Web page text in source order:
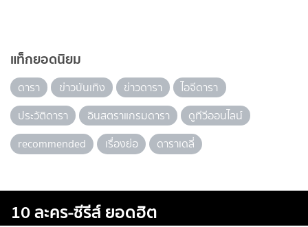
แท็กยอดนิยม
ดารา ข่าวบันเทิง ข่าวดารา
ไอจีดารา
ประวัติดารา
อินสตราแกรมดารา
ดูทีวีออนไลน์
recommended
เรื่องย่อ ดาราเดลี่
10 ละคร-ซีรีส์ ยอดฮิต